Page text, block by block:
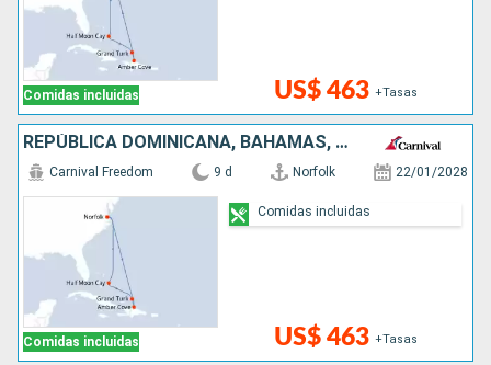
Comidas incluidas US$ 463 +Tasas
REPÚBLICA DOMINICANA, BAHAMAS, ESTADOS UNIDOS
Comidas incluidas
Carnival Freedom 9 d Norfolk 22/01/2028
US$ 463 +Tasas
Comidas incluidas